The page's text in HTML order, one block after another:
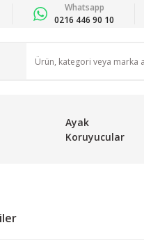
Whatsapp
0216 446 90 10
Ayak
Koruyucular